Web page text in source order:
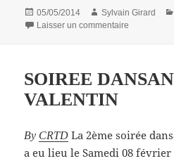
Publié
le
05/05/2014 Auteur
Sylvain Girard
Laisser un commentaire
SOIREE
VALENTIN
By CRTD La 2ème soirée
a eu lieu le Samedi 08 février